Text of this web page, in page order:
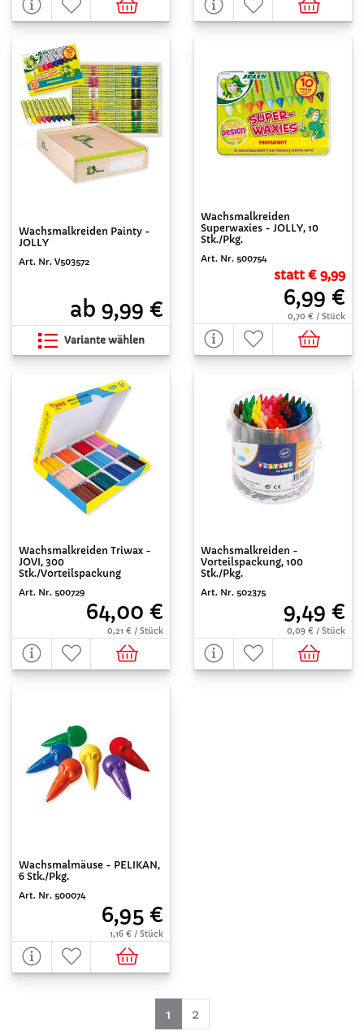
Wachsmalkreiden Painty -
JOLLY
Art. Nr. V503572
ab 9,99 €
Variante wählen
Wachsmalkreiden
Superwaxies - JOLLY, 10
Stk./Pkg.
Art. Nr. 500754
statt € 9,99
6,99 €
0,70 € / Stück
Wachsmalkreiden Triwax -
JOVI, 300
Stk./Vorteilspackung
Art. Nr. 500729
64,00 €
0,21 € / Stück
Wachsmalkreiden -
Vorteilspackung, 100
Stk./Pkg.
Art. Nr. 502375
9,49 €
0,09 € / Stück
Wachsmalmäuse - PELIKAN,
6 Stk./Pkg.
Art. Nr. 500074
6,95 €
1,16 € / Stück
1 (aktuell)
2